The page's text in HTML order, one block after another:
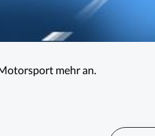
mehr an.